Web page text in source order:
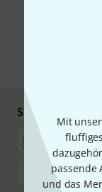
Mit
passende
und das
Mit Klick auf
Werbung und
Abmeldung ist
Sicher